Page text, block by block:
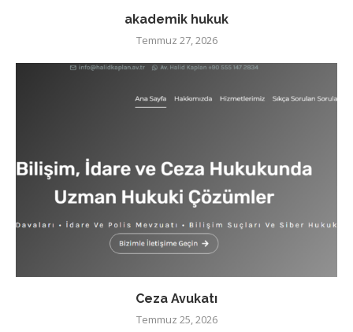
akademik hukuk
Temmuz 27, 2026
Ceza Avukatı
Temmuz 25, 2026